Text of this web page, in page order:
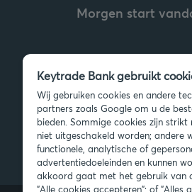
Morgen start
Stuur ons een
Keytrade Bank gebruikt
Wij gebruiken cookies en andere
partners zoals Google om u de
bieden. Sommige cookies zijn strikt
niet uitgeschakeld worden; andere
functionele, analytische of
advertentiedoeleinden en kunnen
akkoord gaat met het gebruik van
"Alle cookies accepteren"; of "Alles